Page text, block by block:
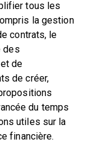
tous les
la gestion
contrats, le
des
de
de créer,
du temps
utiles sur la
financière.